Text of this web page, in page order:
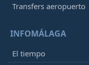
Transfers aeropuerto
INFOMÁLAGA
El tiempo